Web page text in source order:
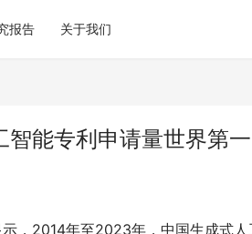
报告 关于我们
能专利申请量世界第一
，2014年至2023年，中国生成式